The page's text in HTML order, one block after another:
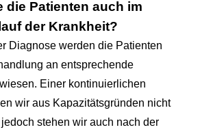
die Patienten auch im
der Krankheit?
Diagnose werden die Patienten
an entsprechende
Einer kontinuierlichen
wir aus Kapazitätsgründen nicht
stehen wir auch nach der